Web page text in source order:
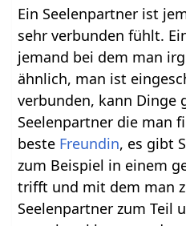
Ein Seelenpartner ist
sehr verbunden fühlt.
jemand bei dem man
ähnlich, man ist
verbunden, kann Dinge
Seelenpartner die man
beste Freundin, es gibt
zum Beispiel in einem
trifft und mit dem man
Seelenpartner zum Teil